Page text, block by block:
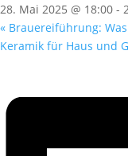
28. Mai 2025 @ 18:00 -
« Brauereiführung:
Keramik für Haus und